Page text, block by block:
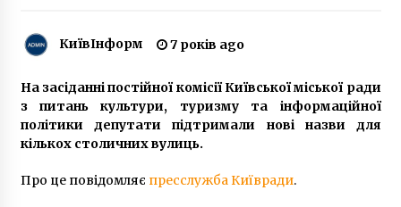
Втрачений Київ. Унікальна залізна церква на
7 років ago
Apple зняла свій рекламний відеоролик у
Києві
КиївІнформ 7 років ago
На засіданні постійної комісії Київської міської ради
з питань культури, туризму та інформаційної
політики депутати підтримали нові назви для
кількох столичних вулиць.
Про це повідомляє пресслужба Київради.